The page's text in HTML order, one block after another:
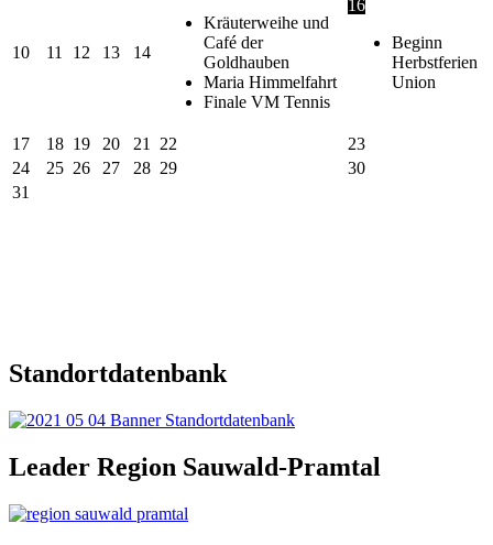
10 11 12 13 14
Kräuterweihe und
Café der
Goldhauben
Maria Himmelfahrt
Finale VM Tennis
16
Beginn
Herbstferien
Union
17 18 19 20 21 22
23
24
25 26 27 28 29
30
31
Standortdatenbank
Leader Region Sauwald-Pramtal